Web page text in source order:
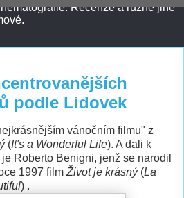
Recenze a různé jiné
podle Lidovek
vánočním filmu" z
(It's a Wonderful Life). A dali k
Roberto Benigni, jenž se narodil
1997 film Život je krásný(La
) .